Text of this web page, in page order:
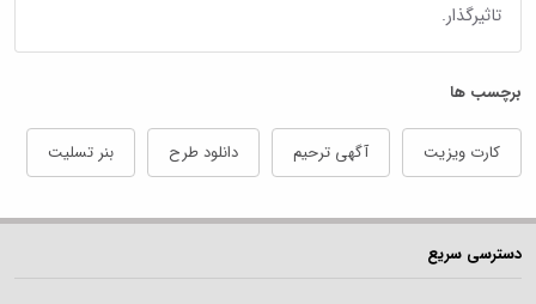
تاثیرگذار.
برچسب ها
کارت ویزیت آگهی ترحیم دانلود طرح بنر تسلیت
دسترسی سریع